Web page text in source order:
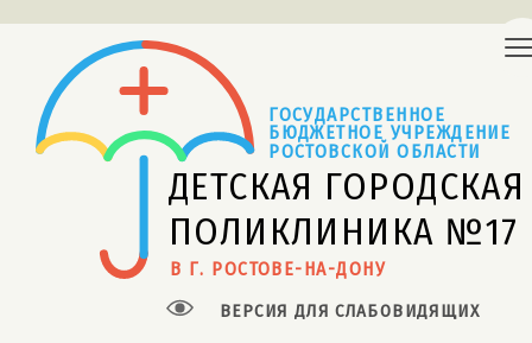
ДЕТСКАЯ
ПОЛИКЛИНИКА №17
ГОСУДАРСТВЕННОЕ
БЮДЖЕТНОЕ УЧРЕЖДЕНИЕ
РОСТОВСКОЙ ОБЛАСТИ
В Г. РОСТОВЕ-НА-ДОНУ
ВЕРСИЯ ДЛЯ СЛАБОВИДЯЩИХ